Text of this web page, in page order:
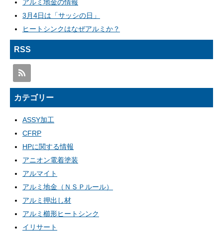
アルミ地金の情報
3月4日は「サッシの日」
ヒートシンクはなぜアルミか？
RSS
カテゴリー
ASSY加工
CFRP
HPに関する情報
アニオン電着塗装
アルマイト
アルミ地金（ＮＳＰルール）
アルミ押出し材
アルミ櫛形ヒートシンク
イリサート